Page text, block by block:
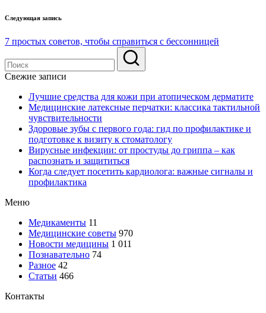
Следующая запись
7 простых советов, чтобы справиться с бессонницей
Свежие записи
Лучшие средства для кожи при атопическом дерматите
Медицинские латексные перчатки: классика тактильной
чувствительности
Здоровые зубы с первого года: гид по профилактике и
подготовке к визиту к стоматологу
Вирусные инфекции: от простуды до гриппа – как
распознать и защититься
Когда следует посетить кардиолога: важные сигналы и
профилактика
Меню
Медикаменты 11
Медицинские советы 970
Новости медицины 1 011
Познавательно 74
Разное 42
Статьи 466
Контакты